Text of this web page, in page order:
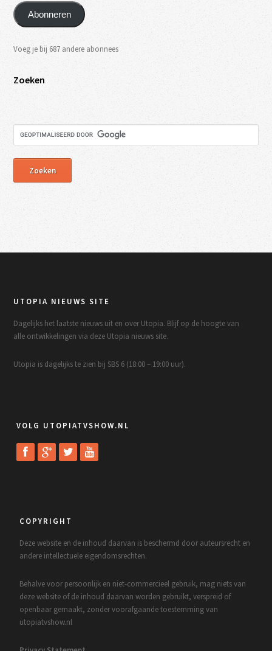
Abonneren
Voeg je bij 687 andere abonnees
Zoeken
UTOPIA NIEUWS SITE
Dagelijks het laatste nieuws uit en over Utopia. Blijf op de hoogte van
alle ontwikkelingen via deze Utopia nieuws site.
Utopia is dagelijks te zien bij SBS 6 (18:00 – 19:00 uur).
VOLG UTOPIATVSHOW.NL
COPYRIGHT
Deze website en de inhoud daarvan is beschermd door auteursrecht en
andere intellectuele eigendomsrechten.
Behalve voor persoonlijk en niet-commercieel gebruik, mag niets van
deze website of de inhoud daarvan worden gebruikt, verspreid of
openbaar gemaakt, zonder voorafgaande toestemming van
utopiatvshow.nl